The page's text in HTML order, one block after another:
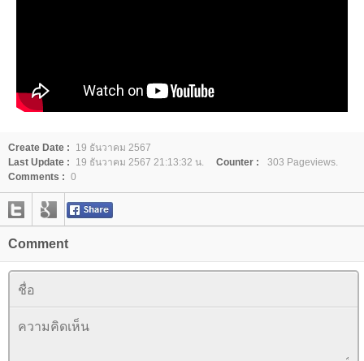
Create Date :
19 ธันวาคม 2567
Last Update :
19 ธันวาคม 2567 21:13:32 น. Counter :
303 Pageviews.
Comments : 0
Comment